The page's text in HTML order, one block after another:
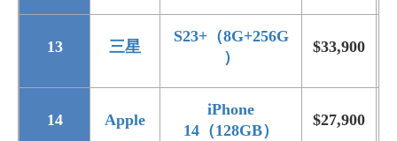
13 三星
S23+（8G+256G
）
$33,900
14 Apple
iPhone
14（128GB）
$27,900